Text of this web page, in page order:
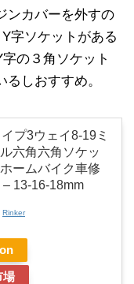
ンカバーを外すの
字ソケットがある
の３角ソケット
しおすすめ。
プ3ウェイ8-19ミ
六角六角ソケッ
ームバイク車修
13-16-18mm
Rinker
場